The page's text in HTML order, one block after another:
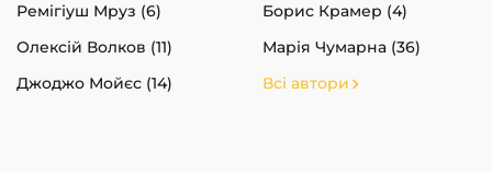
Ремігіуш Мруз (6)
Борис Крамер (4)
Олексій Волков (11)
Марія Чумарна (36)
Джоджо Мойєс (14)
Всі автори